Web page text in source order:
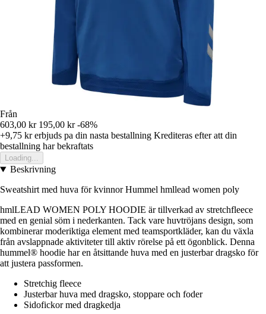
Från
603,00 kr 195,00 kr -68%
+9,75 krerbjuds pa din nasta bestallning Krediteras efter att din
bestallning har bekraftats
Loading...
Beskrivning
Sweatshirt med huva för kvinnor Hummel hmllead women poly
hmlLEAD WOMEN POLY HOODIE är tillverkad av stretchfleece
med en genial söm i nederkanten. Tack vare huvtröjans design, som
kombinerar moderiktiga element med teamsportkläder, kan du växla
från avslappnade aktiviteter till aktiv rörelse på ett ögonblick. Denna
hummel® hoodie har en åtsittande huva med en justerbar dragsko för
att justera passformen.
Stretchig fleece
Justerbar huva med dragsko, stoppare och foder
Sidofickor med dragkedja